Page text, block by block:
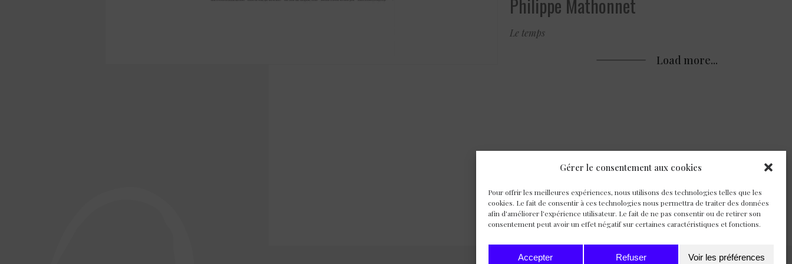
Gérer le consentement aux cookies
Pour offrir les meilleures expériences, nous utilisons des technologies telles que les
cookies. Le fait de consentir à ces technologies nous permettra de traiter des données
afin d'améliorer l'expérience utilisateur. Le fait de ne pas consentir ou de retirer son
consentement peut avoir un effet négatif sur certaines caractéristiques et fonctions.
Accepter Refuser Voir les préférences
Philippe Mathonnet
Le temps
Load more...